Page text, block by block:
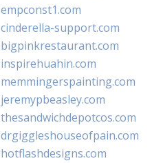
empconst1.com
cinderella-support.com
bigpinkrestaurant.com
inspirehuahin.com
memmingerspainting.com
jeremypbeasley.com
thesandwichdepotcos.com
drgiggleshouseofpain.com
hotflashdesigns.com